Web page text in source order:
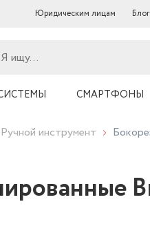
Юридическим лицам Блог
СМАРТФОНЫ
Ручной инструмент